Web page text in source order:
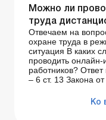
Можно ли
труда
Отвечаем на
охране труда в
ситуация В каких
проводить онлайн-
работников?
– 6 ст. 13 Закона
Ко